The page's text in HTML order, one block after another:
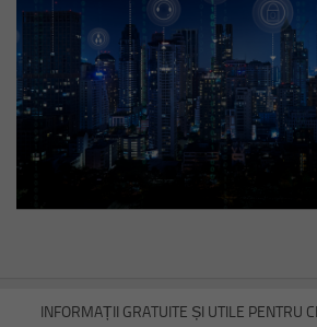
INFORMAȚII GRATUITE ȘI UTILE PENTRU